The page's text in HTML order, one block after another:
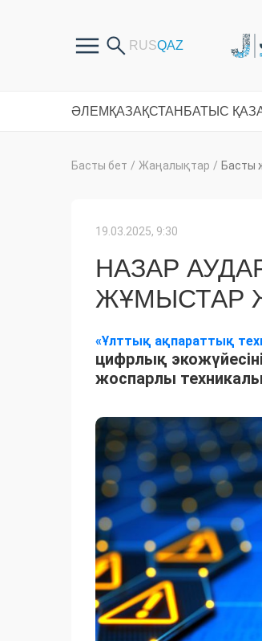
ӘЛЕМ ҚАЗАҚСТАН БАТЫС
Басты бет / Жаңалықтар / Басты
19.03.2025, 9:30
НАЗАР
ЖҰМЫСТАР
«Ұлттық ақпараттық
цифрлық
жоспарлы